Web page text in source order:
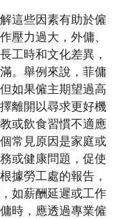
這些因素有助於僱
壓力過大，外傭、
工時和文化差異，
。舉例來說，菲傭
如果僱主期望過高
離開以尋求更好機
或飲食習慣不適應
常見原因是家庭或
或健康問題，促使
據勞工處的報告，
如薪酬延遲或工作
時，應透過專業僱